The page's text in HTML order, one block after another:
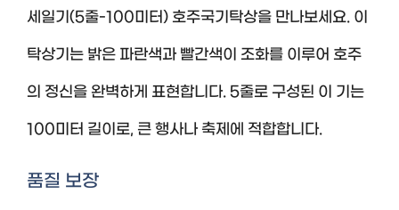
세일기(5줄-100미터) 호주국기탁상을 만나보세요. 이
탁상기는 밝은 파란색과 빨간색이 조화를 이루어 호주
의 정신을 완벽하게 표현합니다. 5줄로 구성된 이 기는
100미터 길이로, 큰 행사나 축제에 적합합니다.
품질 보장